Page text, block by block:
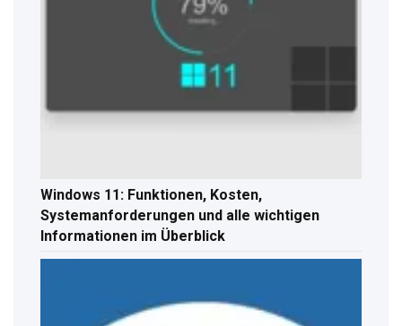
Windows 11: Funktionen, Kosten,
Systemanforderungen und alle wichtigen
Informationen im Überblick